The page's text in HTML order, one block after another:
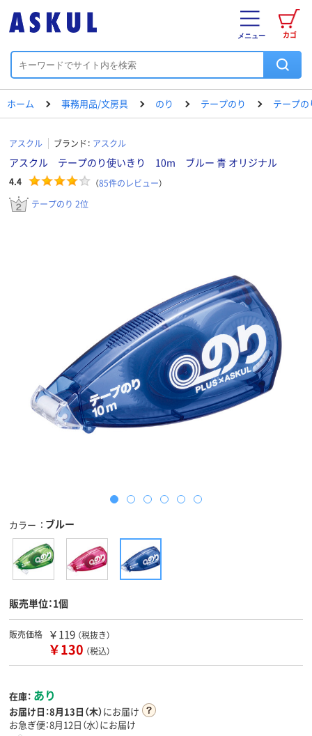
カゴ
メニュー
ホーム 事務用品/文房具 のり テープのり テープの
アスクル ブランド： アスクル
アスクル テープのり使いきり 10m ブルー 青 オリジナル
4.4 （85件のレビュー）
テープのり 2位
カラー ブルー
販売単位：1個
販売価格 ￥119 （税抜き）
￥130 （税込）
在庫： あり
お届け日：8月13日（木）にお届け
お急ぎ便：8月12日（水）にお届け